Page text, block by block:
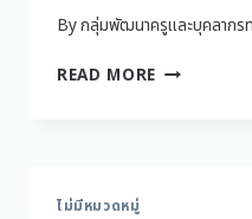
Byกลุ่มพัฒนาครูและบุคลากร
READ MORE
ไม่มีหมวดหมู่